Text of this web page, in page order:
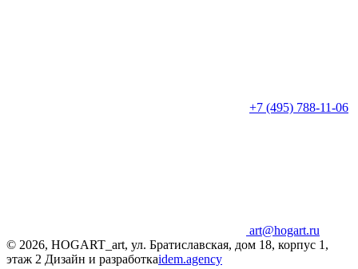
+7 (495) 788-11-06
art@hogart.ru
© 2026, HOGART_art, ул. Братиславская, дом 18, корпус 1,
этаж 2 Дизайн и разработкаidem.agency